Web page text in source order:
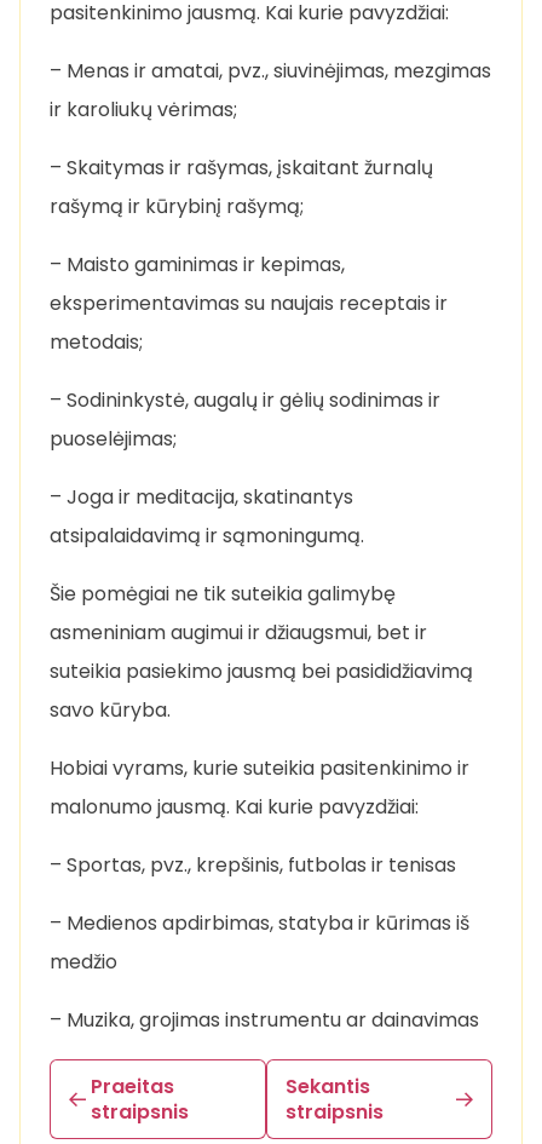
pasitenkinimo jausmą. Kai kurie pavyzdžiai:
– Menas ir amatai, pvz., siuvinėjimas, mezgimas
ir karoliukų vėrimas;
– Skaitymas ir rašymas, įskaitant žurnalų
rašymą ir kūrybinį rašymą;
– Maisto gaminimas ir kepimas,
eksperimentavimas su naujais receptais ir
metodais;
– Sodininkystė, augalų ir gėlių sodinimas ir
puoselėjimas;
– Joga ir meditacija, skatinantys
atsipalaidavimą ir sąmoningumą.
Šie pomėgiai ne tik suteikia galimybę
asmeniniam augimui ir džiaugsmui, bet ir
suteikia pasiekimo jausmą bei pasididžiavimą
savo kūryba.
Hobiai vyrams, kurie suteikia pasitenkinimo ir
malonumo jausmą. Kai kurie pavyzdžiai:
– Sportas, pvz., krepšinis, futbolas ir tenisas
– Medienos apdirbimas, statyba ir kūrimas iš
medžio
– Muzika, grojimas instrumentu ar dainavimas
Praeitas
straipsnis
Sekantis
straipsnis